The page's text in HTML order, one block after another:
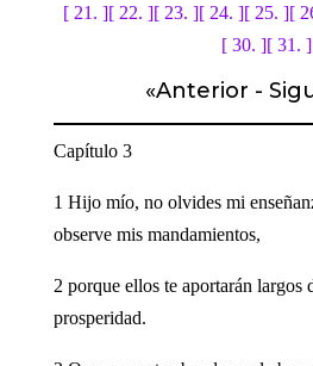
[ 21. ][ 22. ][ 23. ][ 24. ][ 25. ][
[ 30. ][ 31. ]
«Anterior -
Capítulo 3
1 Hijo mío, no olvides mi
observe mis mandamientos,
2 porque ellos te aportarán largos
prosperidad.